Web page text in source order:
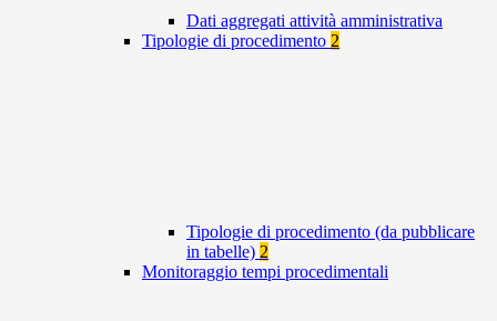
Dati aggregati attività amministrativa
Tipologie di procedimento 2
Tipologie di procedimento (da pubblicare
in tabelle) 2
Monitoraggio tempi procedimentali